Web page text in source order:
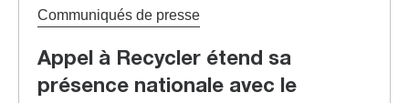
Communiqués de presse
Appel à Recycler étend sa
présence nationale avec le